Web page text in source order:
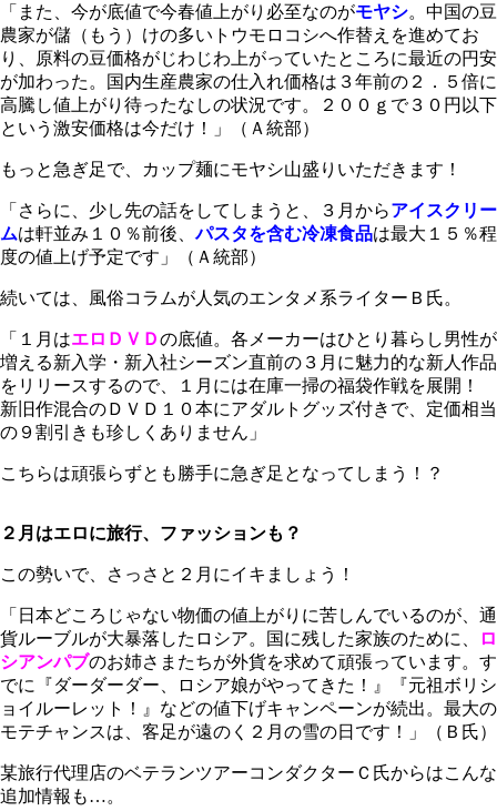
「また、今が底値で今春値上がり必至なのがモヤシ。中国の豆
農家が儲（もう）けの多いトウモロコシへ作替えを進めてお
り、原料の豆価格がじわじわ上がっていたところに最近の円安
が加わった。国内生産農家の仕入れ価格は３年前の２．５倍に
高騰し値上がり待ったなしの状況です。２００ｇで３０円以下
という激安価格は今だけ！」（Ａ統部）
もっと急ぎ足で、カップ麺にモヤシ山盛りいただきます！
「さらに、少し先の話をしてしまうと、３月からアイスクリー
ムは軒並み１０％前後、パスタを含む冷凍食品は最大１５％程
度の値上げ予定です」（Ａ統部）
続いては、風俗コラムが人気のエンタメ系ライターＢ氏。
「１月はエロＤＶＤの底値。各メーカーはひとり暮らし男性が
増える新入学・新入社シーズン直前の３月に魅力的な新人作品
をリリースするので、１月には在庫一掃の福袋作戦を展開！
新旧作混合のＤＶＤ１０本にアダルトグッズ付きで、定価相当
の９割引きも珍しくありません」
こちらは頑張らずとも勝手に急ぎ足となってしまう！？
２月はエロに旅行、ファッションも？
この勢いで、さっさと２月にイキましょう！
「日本どころじゃない物価の値上がりに苦しんでいるのが、通
貨ルーブルが大暴落したロシア。国に残した家族のために、
ロ
シアンパブのお姉さまたちが外貨を求めて頑張っています。す
でに『ダーダーダー、ロシア娘がやってきた！』『元祖ボリシ
ョイルーレット！』などの値下げキャンペーンが続出。最大の
モテチャンスは、客足が遠のく２月の雪の日です！」（Ｂ氏）
某旅行代理店のベテランツアーコンダクターＣ氏からはこんな
追加情報も…。